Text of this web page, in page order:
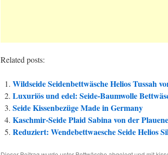
Related posts:
Wildseide Seidenbettwäsche Helios Tussah
Luxuriös und edel: Seide-Baumwolle
Seide Kissenbezüge Made in Germany
Kaschmir-Seide Plaid Sabina von der
Reduziert: Wendebettwaesche Seide Helios